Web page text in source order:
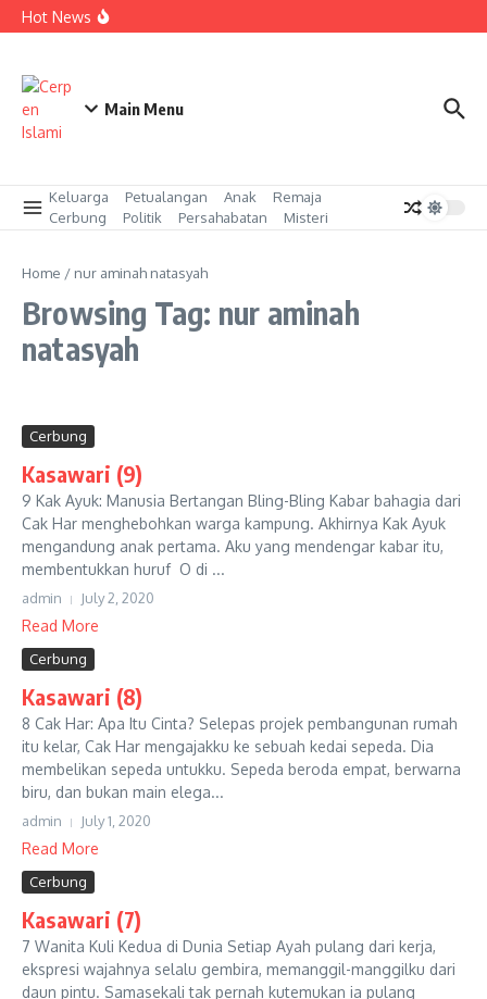
Skip to content
Hot News
Kasawari (16)
Main Menu
Keluarga Petualangan Anak
Remaja
Cerbung
Politik Persahabatan Misteri
Home / nur aminah natasyah
Browsing Tag: nur aminah
natasyah
Cerbung
Kasawari (9)
9 Kak Ayuk: Manusia Bertangan Bling-Bling Kabar bahagia dari
Cak Har menghebohkan warga kampung. Akhirnya Kak Ayuk
mengandung anak pertama. Aku yang mendengar kabar itu,
membentukkan huruf O di ...
admin July 2, 2020
Read More
Cerbung
Kasawari (8)
8 Cak Har: Apa Itu Cinta? Selepas projek pembangunan rumah
itu kelar, Cak Har mengajakku ke sebuah kedai sepeda. Dia
membelikan sepeda untukku. Sepeda beroda empat, berwarna
biru, dan bukan main elega...
admin July 1, 2020
Read More
Cerbung
Kasawari (7)
7 Wanita Kuli Kedua di Dunia Setiap Ayah pulang dari kerja,
ekspresi wajahnya selalu gembira, memanggil-manggilku dari
daun pintu. Samasekali tak pernah kutemukan ia pulang